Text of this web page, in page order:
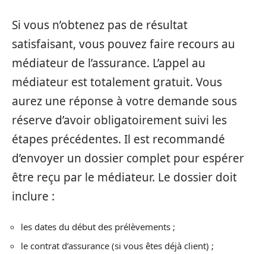
Si vous n’obtenez pas de résultat
satisfaisant, vous pouvez faire recours au
médiateur de l’assurance. L’appel au
médiateur est totalement gratuit. Vous
aurez une réponse à votre demande sous
réserve d’avoir obligatoirement suivi les
étapes précédentes. Il est recommandé
d’envoyer un dossier complet pour espérer
être reçu par le médiateur. Le dossier doit
inclure :
les dates du début des prélèvements ;
le contrat d’assurance (si vous êtes déjà client) ;